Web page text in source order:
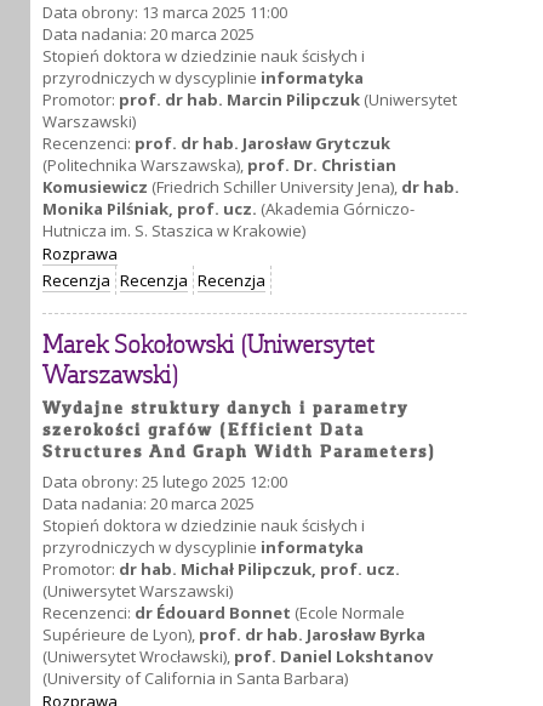
Data obrony: 13 marca 2025 11:00
Data nadania: 20 marca 2025
Stopień doktora w dziedzinie nauk ścisłych i
przyrodniczych w dyscyplinie informatyka
Promotor: prof. dr hab. Marcin Pilipczuk (Uniwersytet
Warszawski)
Recenzenci: prof. dr hab. Jarosław Grytczuk
(Politechnika Warszawska), prof. Dr. Christian
Komusiewicz (Friedrich Schiller University Jena), dr hab.
Monika Pilśniak, prof. ucz. (Akademia Górniczo-
Hutnicza im. S. Staszica w Krakowie)
Rozprawa
Recenzja Recenzja Recenzja
Marek Sokołowski (Uniwersytet
Warszawski)
Wydajne struktury danych i parametry
szerokości grafów (Efficient Data
Structures And Graph Width Parameters)
Data obrony: 25 lutego 2025 12:00
Data nadania: 20 marca 2025
Stopień doktora w dziedzinie nauk ścisłych i
przyrodniczych w dyscyplinie informatyka
Promotor: dr hab. Michał Pilipczuk, prof. ucz.
(Uniwersytet Warszawski)
Recenzenci: dr Édouard Bonnet (Ecole Normale
Supérieure de Lyon), prof. dr hab. Jarosław Byrka
(Uniwersytet Wrocławski), prof. Daniel Lokshtanov
(University of California in Santa Barbara)
Rozprawa